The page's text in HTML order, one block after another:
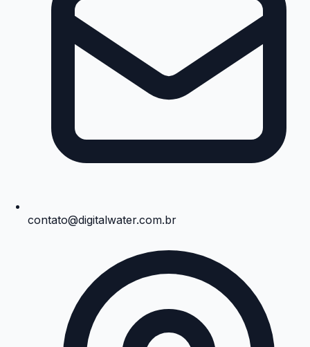
contato@digitalwater.com.br